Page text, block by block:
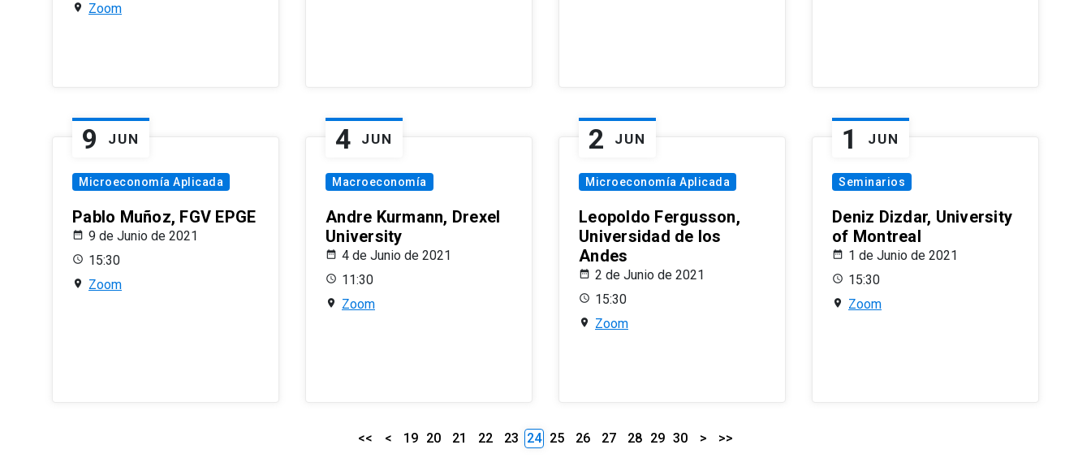
Zoom
9 JUN
Microeconomía Aplicada
Pablo Muñoz, FGV EPGE
9 de Junio de 2021
15:30
Zoom
4 JUN
Macroeconomía
Andre Kurmann, Drexel
University
4 de Junio de 2021
11:30
Zoom
2 JUN
Microeconomía Aplicada
Leopoldo Fergusson,
Universidad de los
Andes
2 de Junio de 2021
15:30
Zoom
1 JUN
Seminarios
Deniz Dizdar, University
of Montreal
1 de Junio de 2021
15:30
Zoom
<< < 19 20 21 22 23 24 25 26 27 28 29 30 > >>